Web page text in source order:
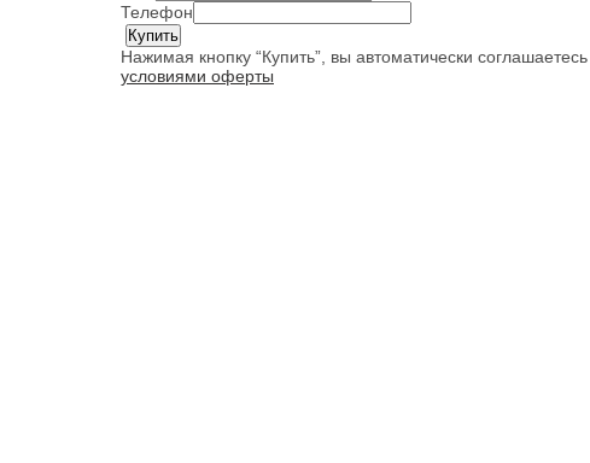
Телефон
Нажимая кнопку “Купить”, вы автоматически соглашаетесь
условиями оферты